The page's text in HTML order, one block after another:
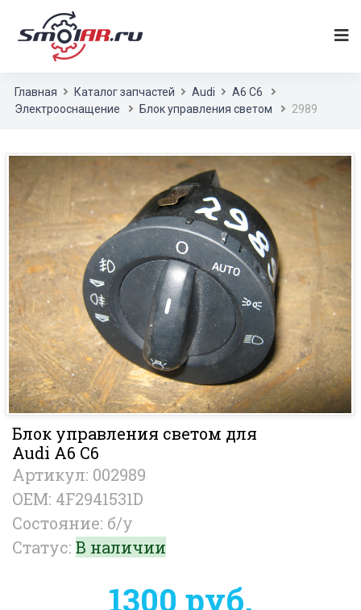
Главная Каталог запчастей Audi
A6 C6
Электрооснащение
Блок управления светом 2989
Блок управления светом для
Audi A6 C6
Артикул: 002989
OEM: 4F2941531D
Состояние: б/у
Статус: В наличии
1300 руб.